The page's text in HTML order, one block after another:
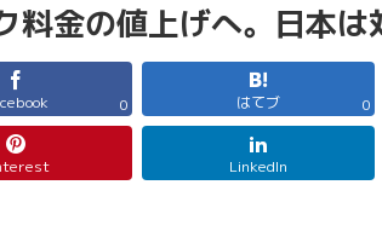
金の値上げへ。日本は
0 はてブ 0
LinkedIn